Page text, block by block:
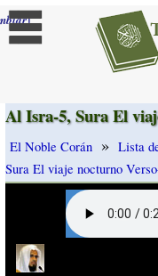
]
Al Isra-5, Sura El
El Noble Corán » Lista
Sura El viaje nocturno